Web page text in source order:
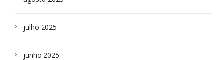
julho 2025
junho 2025